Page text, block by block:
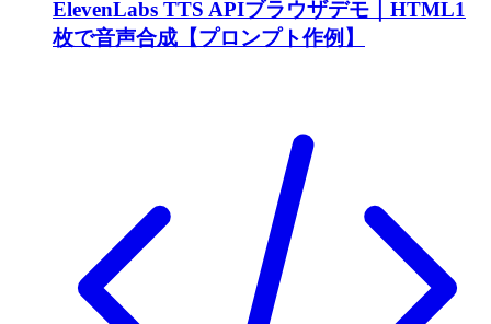
ElevenLabs TTS APIブラウザデモ｜HTML1
枚で音声合成【プロンプト作例】